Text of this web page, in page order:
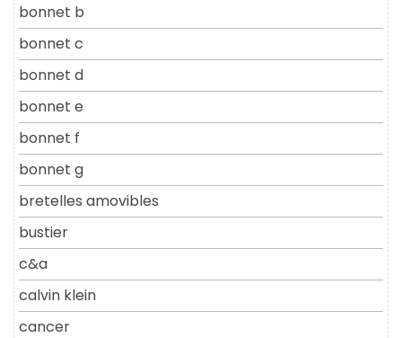
bonnet b
bonnet c
bonnet d
bonnet e
bonnet f
bonnet g
bretelles amovibles
bustier
c&a
calvin klein
cancer